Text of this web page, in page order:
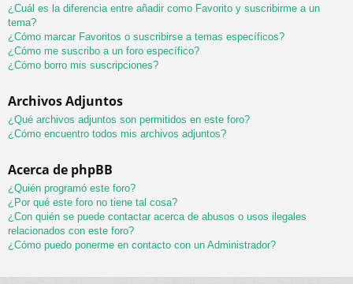
¿Cuál es la diferencia entre añadir como Favorito y suscribirme a un
tema?
¿Cómo marcar Favoritos o suscribirse a temas específicos?
¿Cómo me suscribo a un foro específico?
¿Cómo borro mis suscripciones?
Archivos Adjuntos
¿Qué archivos adjuntos son permitidos en este foro?
¿Cómo encuentro todos mis archivos adjuntos?
Acerca de phpBB
¿Quién programó este foro?
¿Por qué este foro no tiene tal cosa?
¿Con quién se puede contactar acerca de abusos o usos ilegales
relacionados con este foro?
¿Cómo puedo ponerme en contacto con un Administrador?